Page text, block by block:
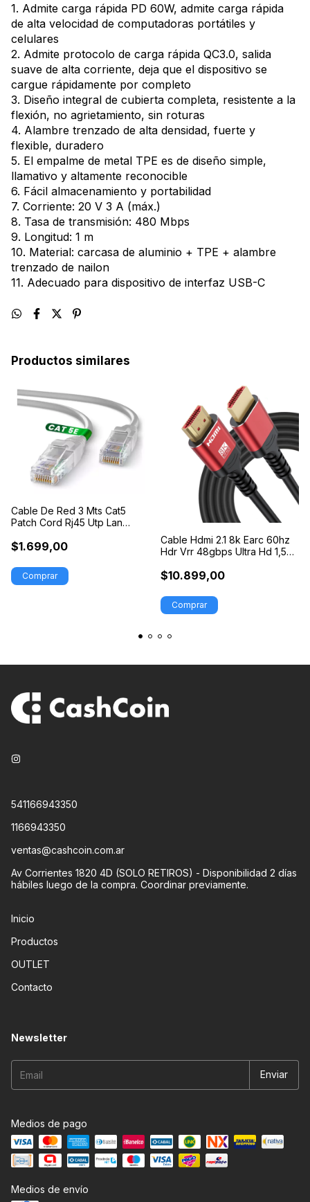
1. Admite carga rápida PD 60W, admite carga rápida
de alta velocidad de computadoras portátiles y
celulares
2. Admite protocolo de carga rápida QC3.0, salida
suave de alta corriente, deja que el dispositivo se
cargue rápidamente por completo
3. Diseño integral de cubierta completa, resistente a la
flexión, no agrietamiento, sin roturas
4. Alambre trenzado de alta densidad, fuerte y
flexible, duradero
5. El empalme de metal TPE es de diseño simple,
llamativo y altamente reconocible
6. Fácil almacenamiento y portabilidad
7. Corriente: 20 V 3 A (máx.)
8. Tasa de transmisión: 480 Mbps
9. Longitud: 1 m
10. Material: carcasa de aluminio + TPE + alambre
trenzado de nailon
11. Adecuado para dispositivo de interfaz USB-C
Productos similares
Cable De Red 3 Mts Cat5
Patch Cord Rj45 Utp Lan
$1.699,00
Cable Hdmi 2.1 8k Earc 60hz
Hdr Vrr 48gbps Ultra Hd 1,5
$10.899,00
541166943350
1166943350
ventas@cashcoin.com.ar
Av Corrientes 1820 4D (SOLO RETIROS) - Disponibilidad 2 días
hábiles luego de la compra. Coordinar previamente.
Inicio
Productos
OUTLET
Contacto
Newsletter
Medios de pago
Medios de envío